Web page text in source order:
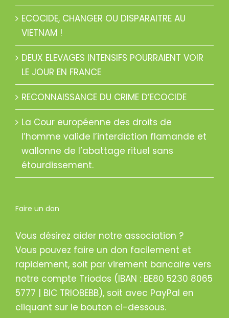
ECOCIDE, CHANGER OU DISPARAITRE AU
VIETNAM !
DEUX ELEVAGES INTENSIFS POURRAIENT VOIR
LE JOUR EN FRANCE
RECONNAISSANCE DU CRIME D’ECOCIDE
La Cour européenne des droits de
l’homme valide l’interdiction flamande et
wallonne de l’abattage rituel sans
étourdissement.
Faire un don
Vous désirez aider notre association ?
Vous pouvez faire un don facilement et
rapidement, soit par virement bancaire vers
notre compte Triodos (IBAN : BE80 5230 8065
5777 | BIC TRIOBEBB), soit avec PayPal en
cliquant sur le bouton ci-dessous.